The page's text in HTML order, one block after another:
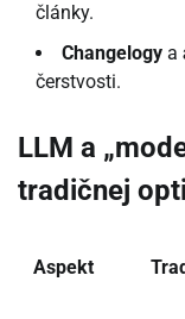
články.
Changelogy a
čerstvosti.
LLM a
tradičnej
Aspekt